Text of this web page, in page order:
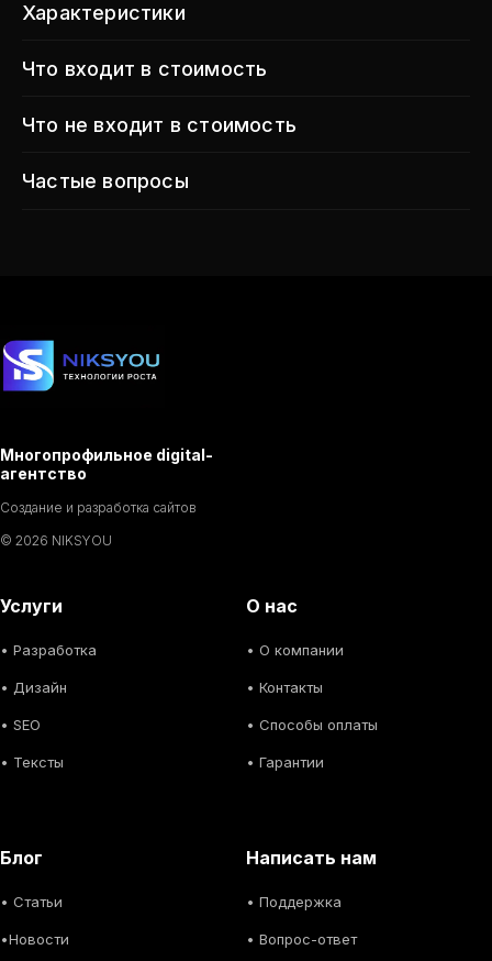
Характеристики
Что входит в стоимость
Что не входит в стоимость
Частые вопросы
Многопрофильное digital-
агентство
Создание и разработка сайтов
© 2026 NIKSYOU
Услуги
• Разработка
• Дизайн
• SEO
• Тексты
О нас
• О компании
• Контакты
• Способы оплаты
• Гарантии
Блог
• Статьи
•Новости
Написать нам
• Поддержка
• Вопрос-ответ